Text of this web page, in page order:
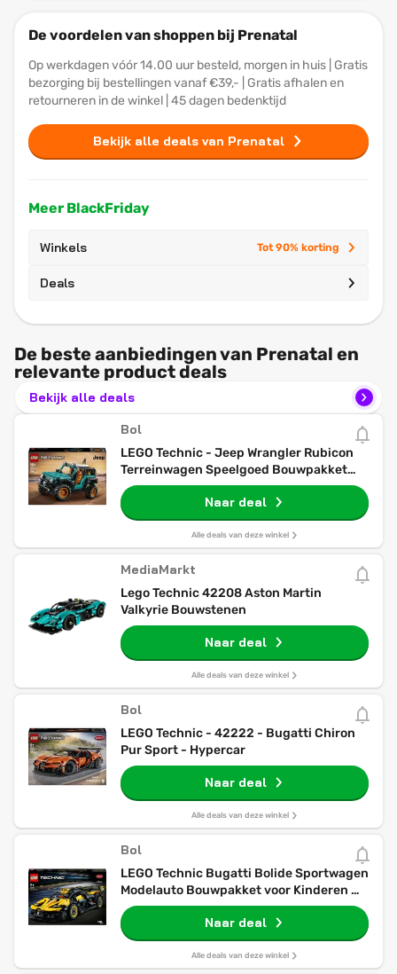
De voordelen van shoppen bij Prenatal
Op werkdagen vóór 14.00 uur besteld, morgen in huis | Gratis
bezorging bij bestellingen vanaf €39,- | Gratis afhalen en
retourneren in de winkel | 45 dagen bedenktijd
Bekijk alle deals van Prenatal
Meer BlackFriday
Winkels Tot 90% korting
Deals
De beste aanbiedingen van Prenatal en
relevante product deals
Bekijk alle deals
Bol
LEGO Technic - Jeep Wrangler Rubicon
Terreinwagen Speelgoed Bouwpakket
voor Kinderen - 42227
Naar deal
Alle deals van deze winkel
MediaMarkt
Lego Technic 42208 Aston Martin
Valkyrie Bouwstenen
Naar deal
Alle deals van deze winkel
Bol
LEGO Technic - 42222 - Bugatti Chiron
Pur Sport - Hypercar
Naar deal
Alle deals van deze winkel
Bol
LEGO Technic Bugatti Bolide Sportwagen
Modelauto Bouwpakket voor Kinderen -
42151
Naar deal
Alle deals van deze winkel